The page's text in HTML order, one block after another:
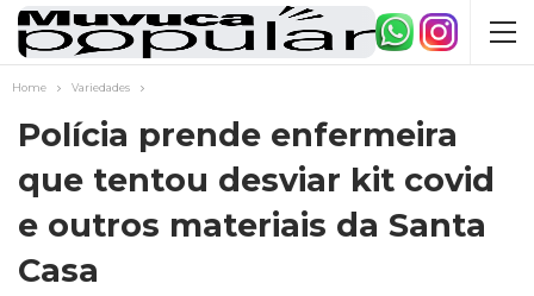
Home Variedades
Polícia prende enfermeira
que tentou desviar kit covid
e outros materiais da Santa
Casa